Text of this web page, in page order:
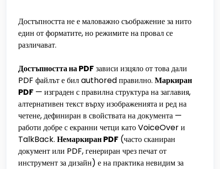
Достъпността не е маловажно съображение за нито
един от форматите, но режимите на провал се
различават.
Достъпността на PDFзависи изцяло от това дали
PDF файлът е бил authored правилно. Маркиран
PDF — изграден с правилна структура на заглавия,
алтернативен текст върху изображенията и ред на
четене, дефиниран в свойствата на документа —
работи добре с екранни четци като VoiceOver и
TalkBack. Немаркиран PDF (часто сканиран
документ или PDF, генериран чрез печат от
инструмент за дизайн) е на практика невидим за